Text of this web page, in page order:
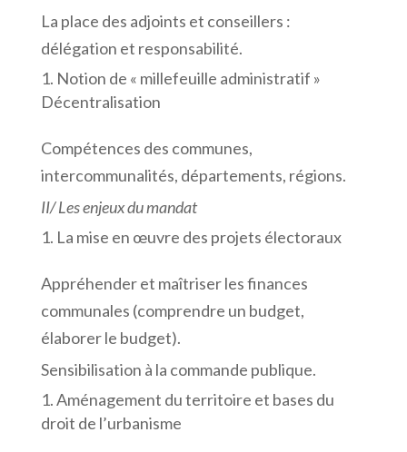
La place des adjoints et conseillers :
délégation et responsabilité.
Notion de « millefeuille administratif »
Décentralisation
Compétences des communes,
intercommunalités, départements, régions.
II/ Les enjeux du mandat
La mise en œuvre des projets électoraux
Appréhender et maîtriser les finances
communales (comprendre un budget,
élaborer le budget).
Sensibilisation à la commande publique.
Aménagement du territoire et bases du
droit de l’urbanisme